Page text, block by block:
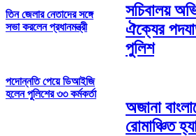
তিন জেলার নেতাদের সঙ্গে
সভা করলেন প্রধানমন্ত্রী
পদোন্নতি পেয়ে ডিআইজি
হলেন পুলিশের ৩৩ কর্মকর্তা
সচিবালয়
ঐক্যের
পুলিশ
অজানা
রোমাঞ্চিত